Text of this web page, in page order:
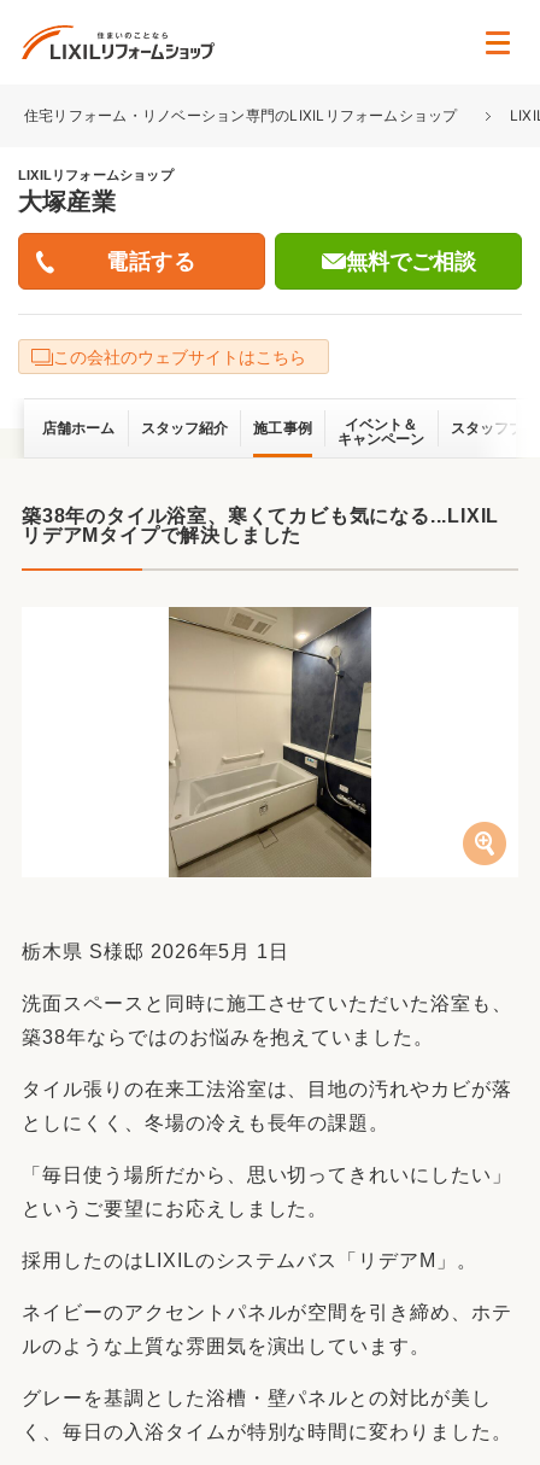
住宅リフォーム・リノベーション専門のLIXILリフォームショップ
LIXILリフォームショップ
大塚産業
無料でご相談
この会社のウェブサイトはこちら
店舗ホーム スタッフ紹介 施工事例
イベント＆
キャンペーン
スタッフブ
築38年のタイル浴室、寒くてカビも気になる...LIXIL
リデアMタイプで解決しました
栃木県 S様邸 2026年5月 1日
洗面スペースと同時に施工させていただいた浴室も、
築38年ならではのお悩みを抱えていました。
タイル張りの在来工法浴室は、目地の汚れやカビが落
としにくく、冬場の冷えも長年の課題。
「毎日使う場所だから、思い切ってきれいにしたい」
というご要望にお応えしました。
採用したのはLIXILのシステムバス「リデアM」。
ネイビーのアクセントパネルが空間を引き締め、ホテ
ルのような上質な雰囲気を演出しています。
グレーを基調とした浴槽・壁パネルとの対比が美し
く、毎日の入浴タイムが特別な時間に変わりました。